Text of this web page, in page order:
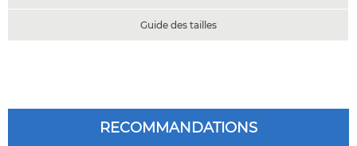
Guide des tailles
RECOMMANDATIONS